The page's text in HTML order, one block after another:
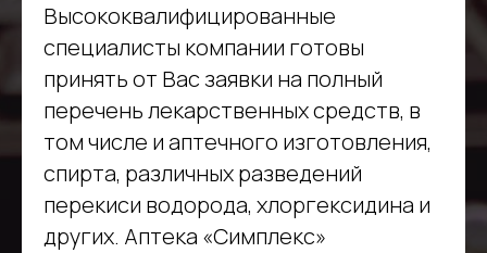
Высококвалифицированные
специалисты компании готовы
принять от Вас заявки на полный
перечень лекарственных средств, в
том числе и аптечного изготовления,
спирта, различных разведений
перекиси водорода, хлоргексидина и
других. Аптека «Симплекс»